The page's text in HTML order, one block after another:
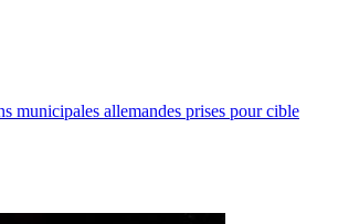
municipales allemandes prises pour cible